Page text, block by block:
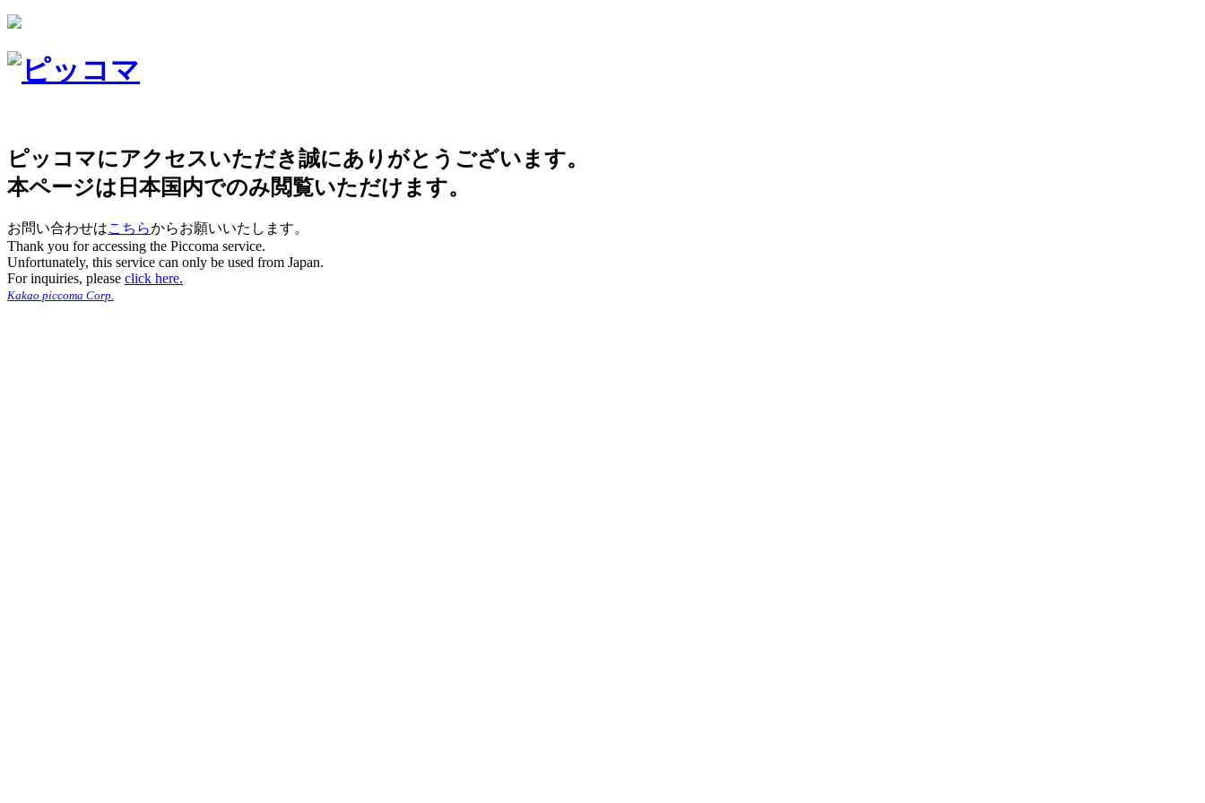
ピッコマにアクセスいただき誠にありがとうございます。
本ページは日本国内でのみ閲覧いただけます。
お問い合わせはこちらからお願いいたします。
Thank you for accessing the Piccoma service.
Unfortunately, this service can only be used from Japan.
For inquiries, please click here.
Kakao piccoma Corp.